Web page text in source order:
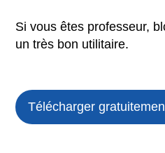
Si vous êtes professeur,
un très bon utilitaire.
Télécharger